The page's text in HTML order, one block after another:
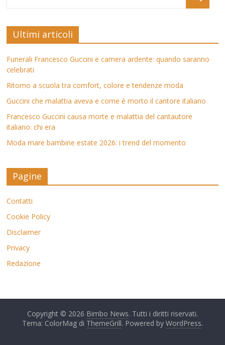
Ultimi articoli
Funerali Francesco Guccini e camera ardente: quando saranno
celebrati
Ritorno a scuola tra comfort, colore e tendenze moda
Guccini che malattia aveva e come è morto il cantore italiano
Francesco Guccini causa morte e malattia del cantautore
italiano: chi era
Moda mare bambine estate 2026: i trend del momento
Pagine
Contatti
Cookie Policy
Disclaimer
Privacy
Redazione
Copyright © 2026 Bimbo News. Tutti i diritti riservati.
Tema: ColorMag di ThemeGrill. Powered by WordPress.